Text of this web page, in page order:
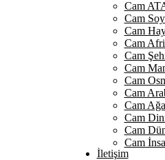
Cam
Cam
Cam
Cam
Cam
Cam
Cam
Cam
Cam
Cam
Cam
Cam
İletişim